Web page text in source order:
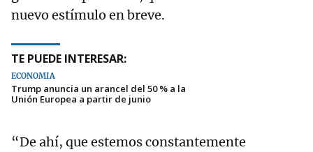
nuevo estímulo en breve.
TE PUEDE INTERESAR:
ECONOMÍA
Trump anuncia un arancel del 50 % a la
Unión Europea a partir de junio
“De ahí, que estemos constantemente